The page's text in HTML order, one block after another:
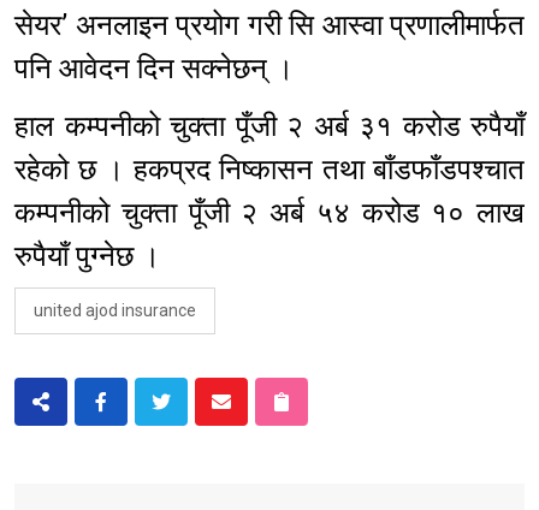
सेयर’ अनलाइन प्रयोग गरी सि आस्वा प्रणालीमार्फत
पनि आवेदन दिन सक्नेछन् ।
हाल कम्पनीको चुक्ता पूँजी २ अर्ब ३१ करोड रुपैयाँ
रहेको छ । हकप्रद निष्कासन तथा बाँडफाँडपश्चात
कम्पनीको चुक्ता पूँजी २ अर्ब ५४ करोड १० लाख
रुपैयाँ पुग्नेछ ।
united ajod insurance